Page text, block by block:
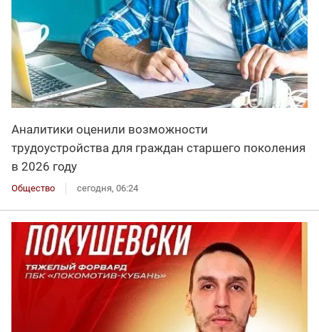
Аналитики оценили возможности
трудоустройства для граждан старшего поколения
в 2026 году
Общество сегодня, 06:24